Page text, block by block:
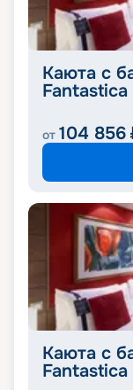
Каюта с
Fantastica
от 104 856
Каюта с
Fantastica